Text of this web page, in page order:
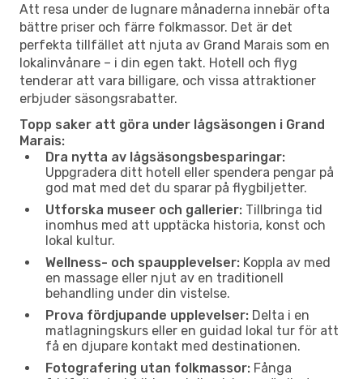
Att resa under de lugnare månaderna innebär ofta
bättre priser och färre folkmassor. Det är det
perfekta tillfället att njuta av Grand Marais som en
lokalinvånare – i din egen takt. Hotell och flyg
tenderar att vara billigare, och vissa attraktioner
erbjuder säsongsrabatter.
Topp saker att göra under lågsäsongen i Grand
Marais:
Dra nytta av lågsäsongsbesparingar:
Uppgradera ditt hotell eller spendera pengar på
god mat med det du sparar på flygbiljetter.
Utforska museer och gallerier: Tillbringa tid
inomhus med att upptäcka historia, konst och
lokal kultur.
Wellness- och spaupplevelser: Koppla av med
en massage eller njut av en traditionell
behandling under din vistelse.
Prova fördjupande upplevelser: Delta i en
matlagningskurs eller en guidad lokal tur för att
få en djupare kontakt med destinationen.
Fotografering utan folkmassor: Fånga